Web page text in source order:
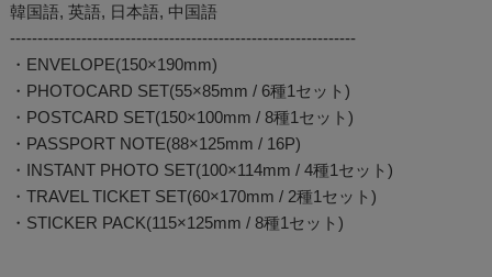
韓国語, 英語, 日本語, 中国語
---------------------------------------------------------------
・ENVELOPE(150×190mm)
・PHOTOCARD SET(55×85mm / 6種1セット)
・POSTCARD SET(150×100mm / 8種1セット)
・PASSPORT NOTE(88×125mm / 16P)
・INSTANT PHOTO SET(100×114mm / 4種1セット)
・TRAVEL TICKET SET(60×170mm / 2種1セット)
・STICKER PACK(115×125mm / 8種1セット)